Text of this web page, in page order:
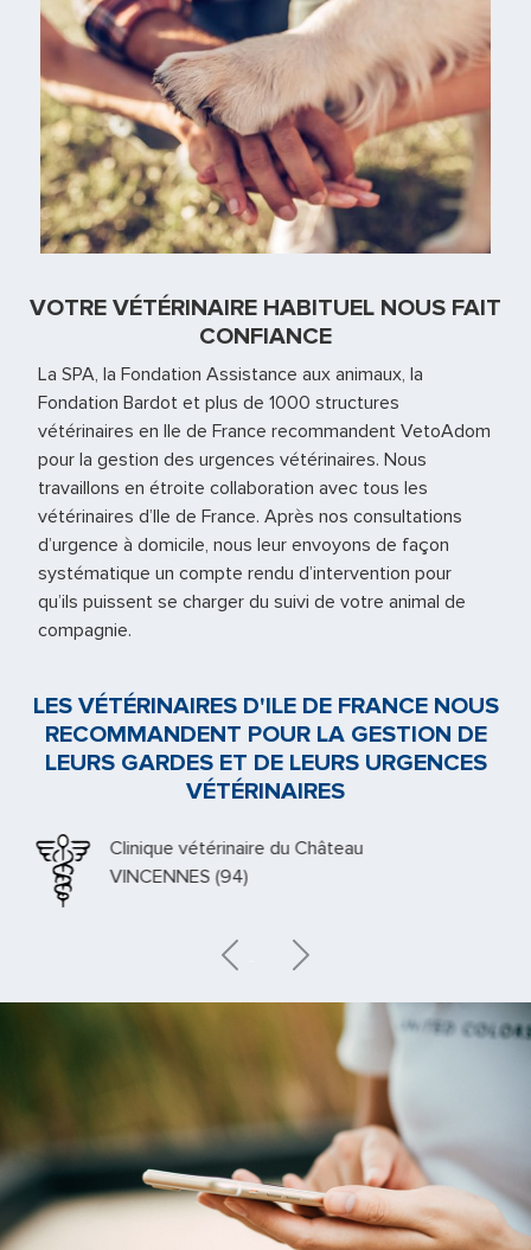
VOTRE VÉTÉRINAIRE HABITUEL NOUS FAIT
CONFIANCE
La SPA, la Fondation Assistance aux animaux, la
Fondation Bardot et plus de 1000 structures
vétérinaires en Ile de France recommandent VetoAdom
pour la gestion des urgences vétérinaires. Nous
travaillons en étroite collaboration avec tous les
vétérinaires d’Ile de France. Après nos consultations
d’urgence à domicile, nous leur envoyons de façon
systématique un compte rendu d’intervention pour
qu’ils puissent se charger du suivi de votre animal de
compagnie.
LES VÉTÉRINAIRES D'ILE DE FRANCE NOUS
RECOMMANDENT POUR LA GESTION DE
LEURS GARDES ET DE LEURS URGENCES
VÉTÉRINAIRES
Clinique vétérinaire du Château
VINCENNES (94)
Previous